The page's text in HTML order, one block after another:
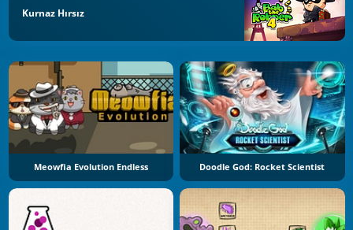
Kurnaz Hırsız
Meowfia Evolution Endless Doodle God: Rocket Scientist